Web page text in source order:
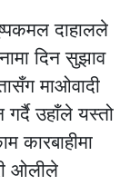
दाहालले
दिन सुझाव
माओवादी
उहाँले यस्तो
कारबाहीमा
ओलीले